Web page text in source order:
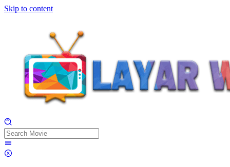
Skip to content